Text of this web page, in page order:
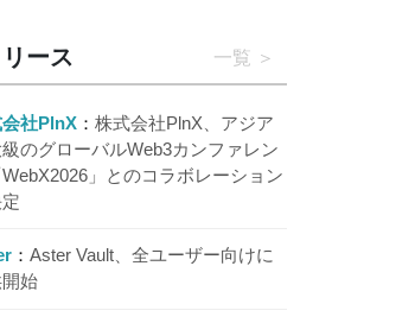
ース 一覧
社PlnX
株式会社PlnX、アジア
のグローバルWeb3カンファレン
WebX2026」とのコラボレーション
Aster Vault、全ユーザー向けに
始